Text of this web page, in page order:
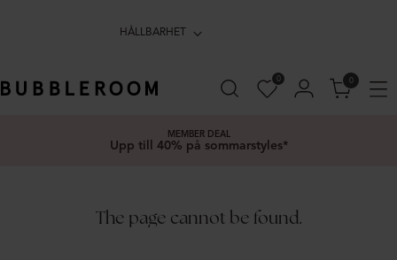
HÅLLBARHET
0 0
MEMBER DEAL
Upp till 40% på sommarstyles*
The page cannot be found.